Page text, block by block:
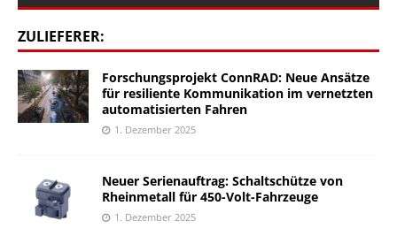
ZULIEFERER:
Forschungsprojekt ConnRAD: Neue Ansätze
für resiliente Kommunikation im vernetzten
automatisierten Fahren
1. Dezember 2025
Neuer Serienauftrag: Schaltschütze von
Rheinmetall für 450-Volt-Fahrzeuge
1. Dezember 2025